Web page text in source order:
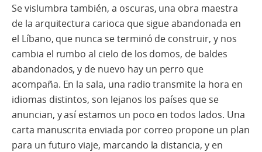
Se vislumbra también, a oscuras, una obra maestra
de la arquitectura carioca que sigue abandonada en
el Líbano, que nunca se terminó de construir, y nos
cambia el rumbo al cielo de los domos, de baldes
abandonados, y de nuevo hay un perro que
acompaña. En la sala, una radio transmite la hora en
idiomas distintos, son lejanos los países que se
anuncian, y así estamos un poco en todos lados. Una
carta manuscrita enviada por correo propone un plan
para un futuro viaje, marcando la distancia, y en